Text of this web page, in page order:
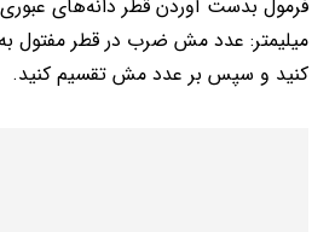
فرمول بدست آوردن قطر دانه‌های
کنید و سپس بر عدد مش تقسیم کنید.